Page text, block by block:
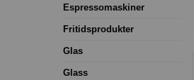
Espressomaskiner
Fritidsprodukter
Glas
Glass